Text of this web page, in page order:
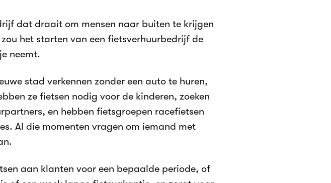
dat draait om mensen naar buiten te krijgen
het starten van een fietsverhuurbedrijf de
neemt.
stad verkennen zonder een auto te huren,
ze fietsen nodig voor de kinderen, zoeken
en hebben fietsgroepen racefietsen
Al die momenten vragen om iemand met
aan klanten voor een bepaalde periode, of